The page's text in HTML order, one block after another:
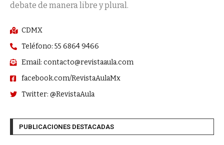
debate de manera libre y plural.
CDMX
Teléfono: 55 6864 9466
Email: contacto@revistaaula.com
facebook.com/RevistaAulaMx
Twitter: @RevistaAula
PUBLICACIONES DESTACADAS